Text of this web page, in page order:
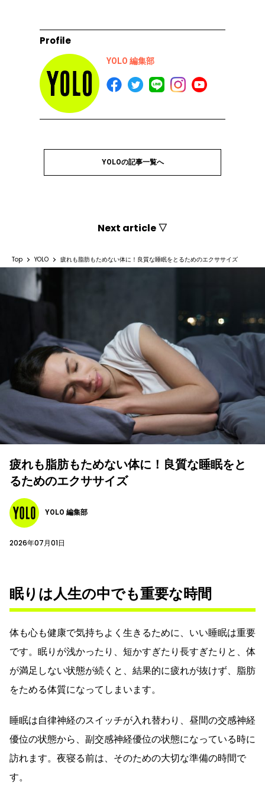
Profile
YOLO 編集部
YOLOの記事一覧へ
Next article ▽
Top YOLO 疲れも脂肪もためない体に！良質な睡眠をとるためのエクササイズ
疲れも脂肪もためない体に！良質な睡眠をと
るためのエクササイズ
YOLO 編集部
2026年07月01日
眠りは人生の中でも重要な時間
体も心も健康で気持ちよく生きるために、いい睡眠は重要
です。眠りが浅かったり、短かすぎたり長すぎたりと、体
が満足しない状態が続くと、結果的に疲れが抜けず、脂肪
をためる体質になってしまいます。
睡眠は自律神経のスイッチが入れ替わり、昼間の交感神経
優位の状態から、副交感神経優位の状態になっている時に
訪れます。夜寝る前は、そのための大切な準備の時間で
す。